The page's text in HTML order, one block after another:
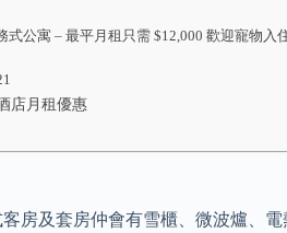
式公寓 – 最平月租只需 $12,000 歡迎寵物入
店月租優惠
房及套房仲會有雪櫃、微波爐、